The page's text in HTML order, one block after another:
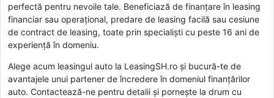
perfectă pentru nevoile tale. Beneficiază de finanțare în leasing
financiar sau operațional, predare de leasing facilă sau cesiune
de contract de leasing, toate prin specialiști cu peste 16 ani de
experiență în domeniu.
Alege acum leasingul auto la LeasingSH.ro și bucură-te de
avantajele unui partener de încredere în domeniul finanțărilor
auto. Contactează-ne pentru detalii și pornește la drum cu